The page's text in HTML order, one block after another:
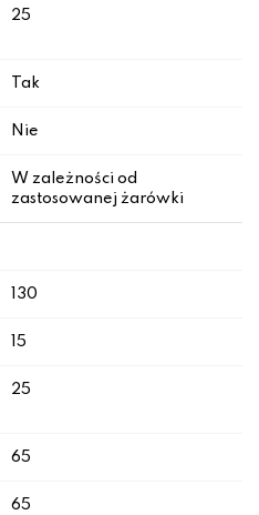
25
Tak
Nie
W zależności od
zastosowanej żarówki
130
15
25
65
65